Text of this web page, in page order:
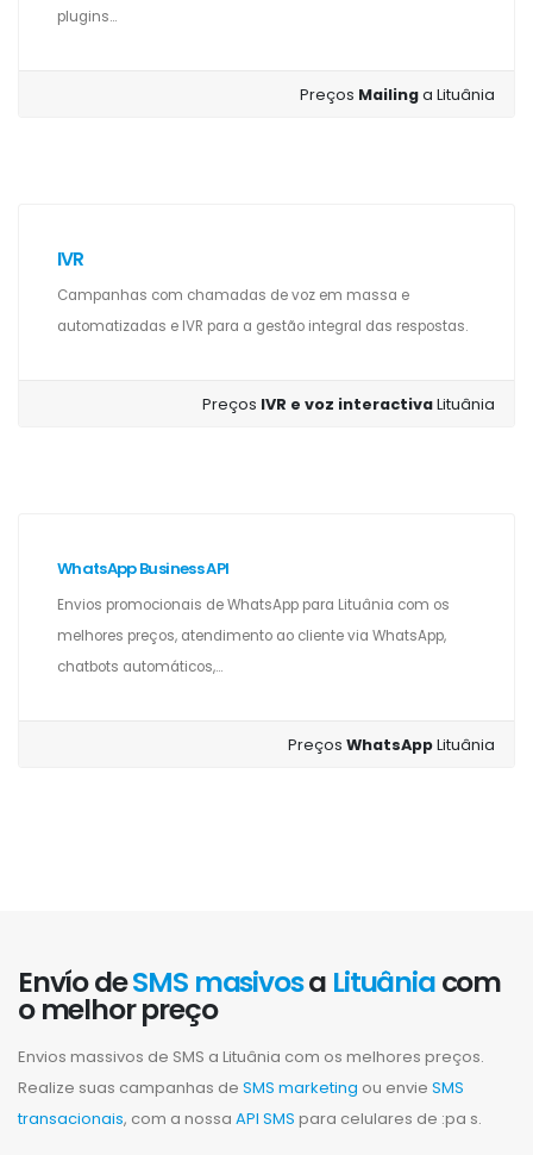
plugins...
Preços Mailinga Lituânia
IVR
Campanhas com chamadas de voz em massa e
automatizadas e IVR para a gestão integral das respostas.
Preços IVR e voz interactivaLituânia
WhatsApp Business API
Envios promocionais de WhatsApp para Lituânia com os
melhores preços, atendimento ao cliente via WhatsApp,
chatbots automáticos,...
PreçosWhatsAppLituânia
Envío deSMS masivosa Lituâniacom
o melhor preço
Envios massivos de SMS a Lituânia com os melhores preços.
Realize suas campanhas de SMS marketing ou envie SMS
transacionais, com a nossa API SMS para celulares de :pa s.